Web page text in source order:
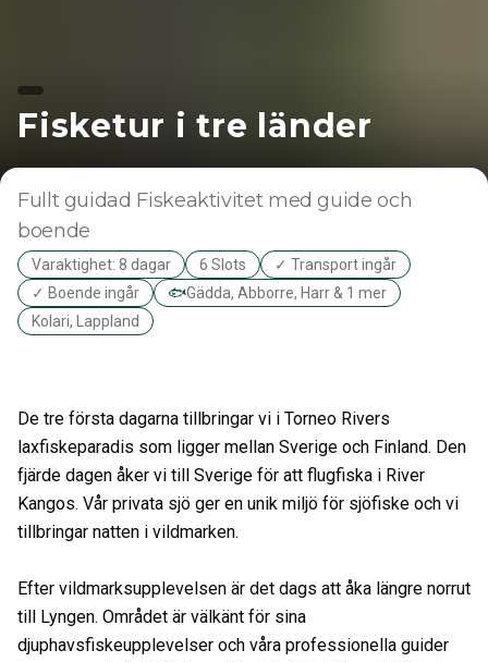
Fisketur i tre länder
Fullt guidad Fiskeaktivitet med guide och
boende
Varaktighet: 8 dagar 6 Slots
✓ Transport ingår
✓ Boende ingår
🐟Gädda, Abborre, Harr & 1 mer
Kolari, Lappland
De tre första dagarna tillbringar vi i Torneo Rivers
laxfiskeparadis som ligger mellan Sverige och Finland. Den
fjärde dagen åker vi till Sverige för att flugfiska i River
Kangos. Vår privata sjö ger en unik miljö för sjöfiske och vi
tillbringar natten i vildmarken.
Efter vildmarksupplevelsen är det dags att åka längre norrut
till Lyngen. Området är välkänt för sina
djuphavsfiskeupplevelser och våra professionella guider